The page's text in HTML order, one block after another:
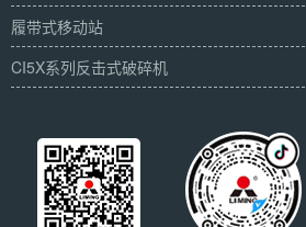
履带式移动站
CI5X系列反击式破碎机